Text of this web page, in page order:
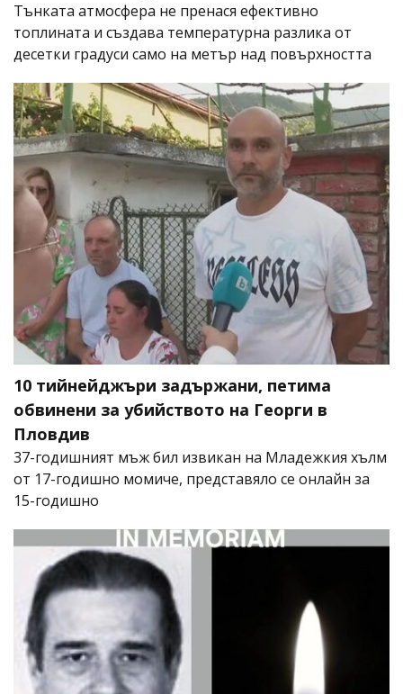
Тънката атмосфера не пренася ефективно
топлината и създава температурна разлика от
десетки градуси само на метър над повърхността
10 тийнейджъри задържани, петима
обвинени за убийството на Георги в
Пловдив
37-годишният мъж бил извикан на Младежкия хълм
от 17-годишно момиче, представяло се онлайн за
15-годишно